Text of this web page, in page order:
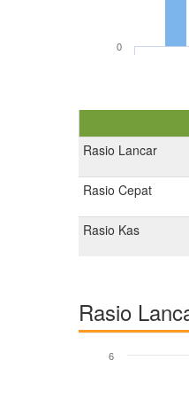
0
Rasio Lancar
Rasio Cepat
Rasio Kas
Rasio
6